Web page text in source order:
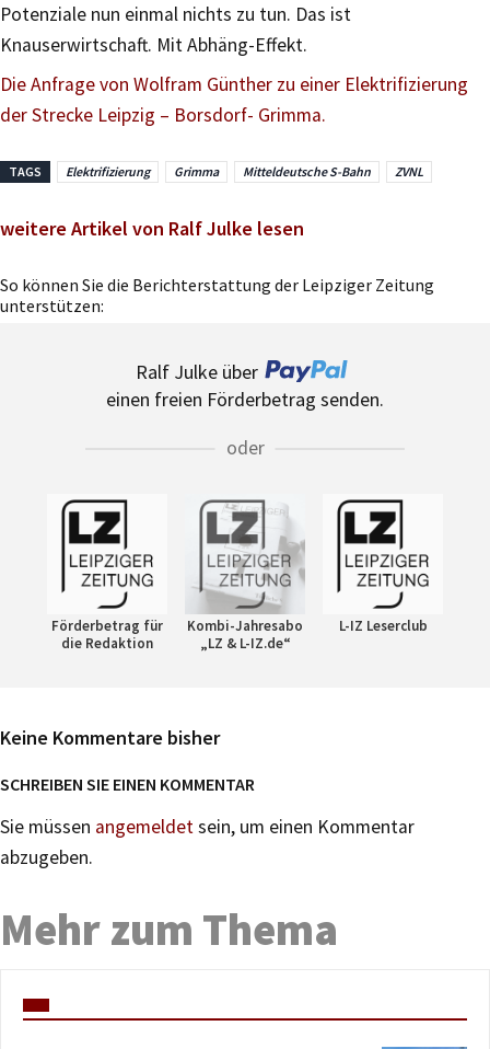
Potenziale nun einmal nichts zu tun. Das ist
Knauserwirtschaft. Mit Abhäng-Effekt.
Die Anfrage von Wolfram Günther zu einer Elektrifizierung
der Strecke Leipzig – Borsdorf- Grimma.
TAGS Elektrifizierung Grimma Mitteldeutsche S-Bahn ZVNL
weitere Artikel von Ralf Julke lesen
So können Sie die Berichterstattung der Leipziger Zeitung
unterstützen:
Ralf Julke über
einen freien Förderbetrag senden.
oder
Förderbetrag für
die Redaktion
Kombi-Jahresabo
„LZ & L-IZ.de“
L-IZ Leserclub
Keine Kommentare bisher
SCHREIBEN SIE EINEN KOMMENTAR
Sie müssen angemeldetsein, um einen Kommentar
abzugeben.
Mehr zum Thema